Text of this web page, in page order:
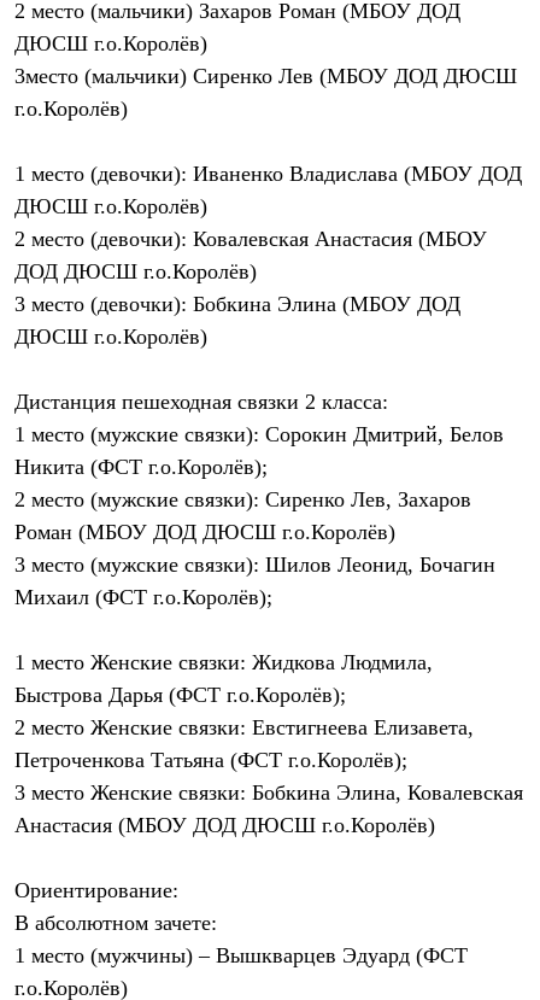
Брюки
Софтшелл одежда
Куртки
Флисовая одежда
Куртки
Комбинезоны
Термобелье
Комплект термобелья
Снаряжение
Палатки и тенты
Тенты
Аксессуары для палаток
Легкоходные
Альпинистские
Аксессуары для рюкзаков
Спальные мешки
Пуховые
Комбинированные
С синтетическим утеплителем
Аксессуары для спальников
Сумки и баулы
Кошельки
Гермомешки
Полезные аксессуары
Книги
Еда
Коврики
Обувь
Женская обувь
Ботинки
Ботинки
Кроссовки
Сапоги
2 место (мальчики) Захаров Роман (МБОУ ДОД
ДЮСШ г.о.Королёв)
3место (мальчики) Сиренко Лев (МБОУ ДОД ДЮСШ
г.о.Королёв)
1 место (девочки): Иваненко Владислава (МБОУ ДОД
ДЮСШ г.о.Королёв)
2 место (девочки): Ковалевская Анастасия (МБОУ
ДОД ДЮСШ г.о.Королёв)
3 место (девочки): Бобкина Элина (МБОУ ДОД
ДЮСШ г.о.Королёв)
Дистанция пешеходная связки 2 класса:
1 место (мужские связки): Сорокин Дмитрий, Белов
Никита (ФСТ г.о.Королёв);
2 место (мужские связки): Сиренко Лев, Захаров
Роман (МБОУ ДОД ДЮСШ г.о.Королёв)
3 место (мужские связки): Шилов Леонид, Бочагин
Михаил (ФСТ г.о.Королёв);
1 место Женские связки: Жидкова Людмила,
Быстрова Дарья (ФСТ г.о.Королёв);
2 место Женские связки: Евстигнеева Елизавета,
Петроченкова Татьяна (ФСТ г.о.Королёв);
3 место Женские связки: Бобкина Элина, Ковалевская
Анастасия (МБОУ ДОД ДЮСШ г.о.Королёв)
Ориентирование:
В абсолютном зачете:
1 место (мужчины) – Вышкварцев Эдуард (ФСТ
г.о.Королёв)